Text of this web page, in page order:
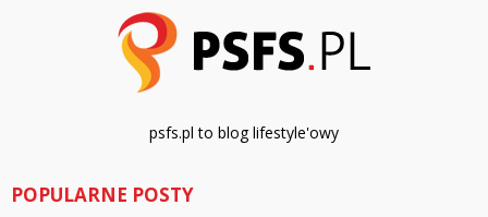
psfs.pl to blog lifestyle'owy
POPULARNE POSTY